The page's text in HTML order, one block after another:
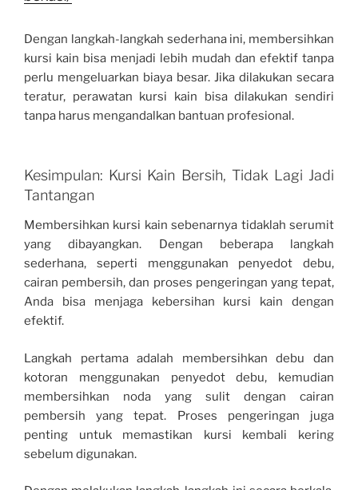
Dengan langkah-langkah sederhana ini, membersihkan
kursi kain bisa menjadi lebih mudah dan efektif tanpa
perlu mengeluarkan biaya besar. Jika dilakukan secara
teratur, perawatan kursi kain bisa dilakukan sendiri
tanpa harus mengandalkan bantuan profesional.
Kesimpulan: Kursi Kain Bersih, Tidak Lagi Jadi
Tantangan
Membersihkan kursi kain sebenarnya tidaklah serumit
yang dibayangkan. Dengan beberapa langkah
sederhana, seperti menggunakan penyedot debu,
cairan pembersih, dan proses pengeringan yang tepat,
Anda bisa menjaga kebersihan kursi kain dengan
efektif.
Langkah pertama adalah membersihkan debu dan
kotoran menggunakan penyedot debu, kemudian
membersihkan noda yang sulit dengan cairan
pembersih yang tepat. Proses pengeringan juga
penting untuk memastikan kursi kembali kering
sebelum digunakan.